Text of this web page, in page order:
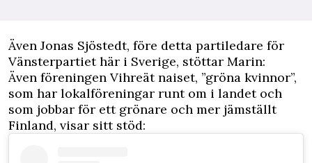
Även Jonas Sjöstedt, före detta partiledare för
Vänsterpartiet här i Sverige, stöttar Marin:
Även föreningen Vihreät naiset, ”gröna kvinnor”,
som har lokalföreningar runt om i landet och
som jobbar för ett grönare och mer jämställt
Finland, visar sitt stöd: